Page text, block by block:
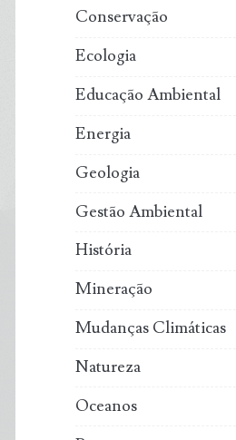
Conservação
Ecologia
Educação Ambiental
Energia
Geologia
Gestão Ambiental
História
Mineração
Mudanças Climáticas
Natureza
Oceanos